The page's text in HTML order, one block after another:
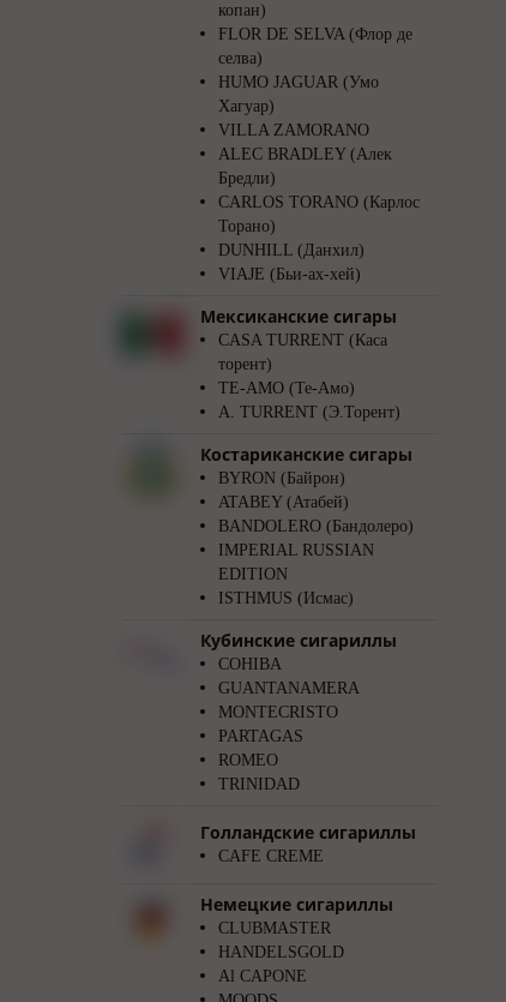
копан)
FLOR DE SELVA (Флор де
селва)
HUMO JAGUAR (Умо
Хагуар)
VILLA ZAMORANO
ALEC BRADLEY (Алек
Бредли)
CARLOS TORANO (Карлос
Торано)
DUNHILL (Данхил)
VIAJE (Бьи-ах-хей)
Мексиканские сигары
CASA TURRENT (Каса
торент)
TE-AMO (Те-Амо)
A. TURRENT (Э.Торент)
Костариканские сигары
BYRON (Байрон)
ATABEY (Атабей)
BANDOLERO (Бандолеро)
IMPERIAL RUSSIAN
EDITION
ISTHMUS (Исмас)
Кубинские сигариллы
COHIBA
GUANTANAMERA
MONTECRISTO
PARTAGAS
ROMEO
TRINIDAD
Голландские сигариллы
CAFE CREME
Немецкие сигариллы
CLUBMASTER
HANDELSGOLD
Al CAPONE